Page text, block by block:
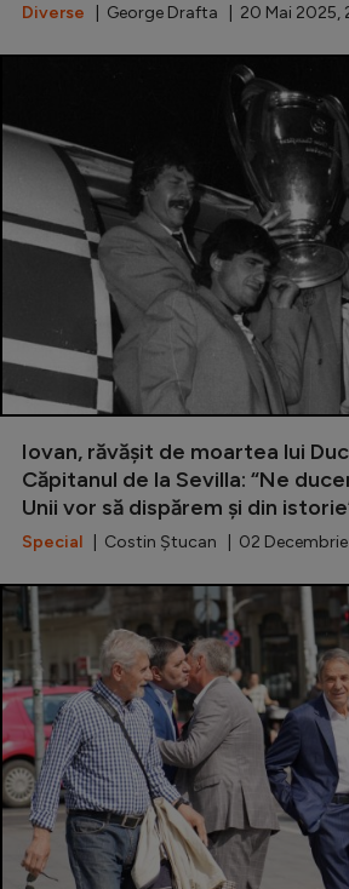
Formula 1
Gimnastică
Rugby
Ciclism
Alte sporturi
JO 2024
JO 2026
Intră în cont
Creează cont
Diverse | George Drafta | 20 Mai 2025,
Iovan, răvășit de moartea lui
Căpitanul de la Sevilla: “Ne
Unii vor să dispărem și din
Special | Costin Ștucan | 02